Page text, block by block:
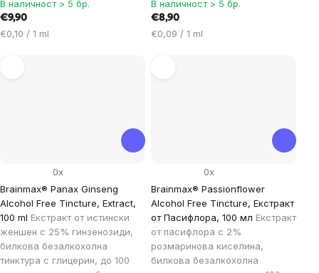
В наличност > 5 бр.
€9,90
Цена
€0,10 / 1 ml
В наличност > 5 бр.
€8,90
Цена
€0,09 / 1 ml
Brainmax® Panax Ginseng
Alcohol Free Tincture, Extract,
100 ml Екстракт от истински
женшен с 25% гинзенозиди,
билкова безалкохолна
тинктура с глицерин, до 100
0x
Brainmax® Passionflower
Alcohol Free Tincture, Екстракт
от Пасифлора, 100 мл Екстракт
от пасифлора с 2%
розмаринова киселина,
билкова безалкохолна
0x